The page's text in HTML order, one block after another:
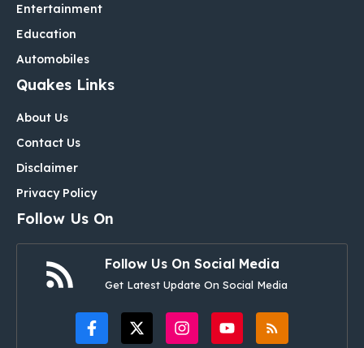
Entertainment
Education
Automobiles
Quakes Links
About Us
Contact Us
Disclaimer
Privacy Policy
Follow Us On
Follow Us On Social Media
Get Latest Update On Social Media